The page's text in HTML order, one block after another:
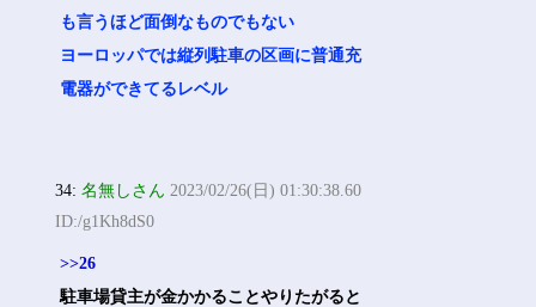
も言うほど面倒なものでもない
ヨーロッパでは縦列駐車の区画に普通充
電器ができてるレベル
34:名無しさん 2023/02/26(日) 01:30:38.60
ID:/g1Kh8dS0
>>26
駐車場貸主が金かかることやりたがると